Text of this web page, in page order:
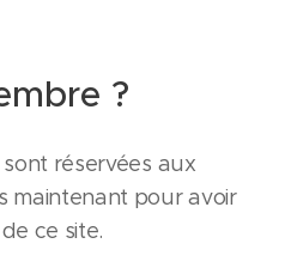
?
réservées aux
maintenant pour avoir
ce site.